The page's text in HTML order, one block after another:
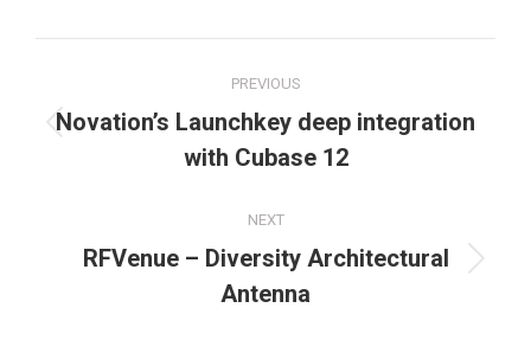
navigation
PREVIOUS
Previous
post:
Novation’s Launchkey deep integration
with Cubase 12
NEXT
Next
post:
RFVenue – Diversity Architectural
Antenna